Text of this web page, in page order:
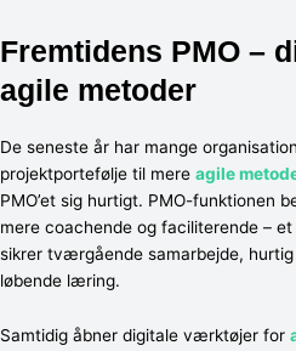
Fremtidens PMO –
agile metoder
De seneste år har mange
projektportefølje til mere agile
PMO’et sig hurtigt. PMO-
mere coachende og faciliterende –
sikrer tværgående samarbejde,
løbende læring.
Samtidig åbner digitale værktøjer for